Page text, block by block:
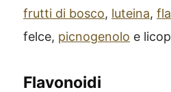
frutti di bosco, luteina,
felce, picnogenolo e
Flavonoidi